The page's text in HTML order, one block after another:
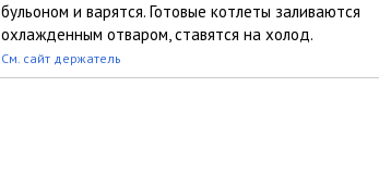
бульоном и варятся. Готовые котлеты заливаются
охлажденным отваром, ставятся на холод.
См. сайт держатель